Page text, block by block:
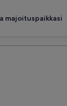
majoituspaikkasi